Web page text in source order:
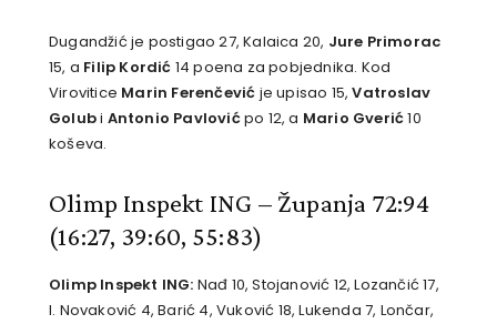
Dugandžić je postigao 27, Kalaica 20, Jure Primorac
15, a Filip Kordić 14 poena za pobjednika. Kod
Virovitice Marin Ferenčević je upisao 15,Vatroslav
Golubi Antonio Pavlovićpo 12, a Mario Gverić10
koševa.
Olimp Inspekt ING – Županja 72:94
(16:27, 39:60, 55:83)
Olimp Inspekt ING: Nađ 10, Stojanović 12, Lozančić 17,
I. Novaković 4, Barić 4, Vuković 18, Lukenda 7, Lončar,